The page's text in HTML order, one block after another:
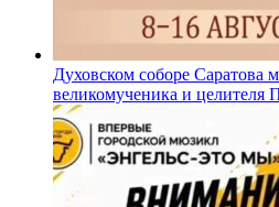
Духовском соборе
великомученика и целителя